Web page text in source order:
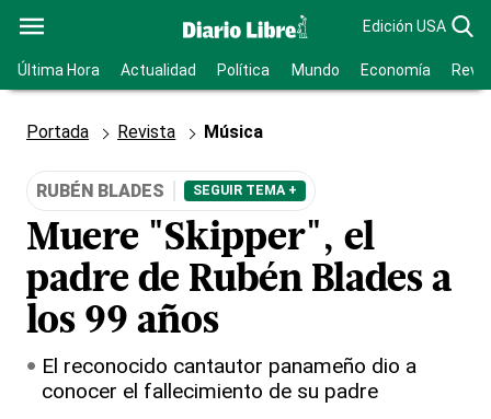
Edición USA
Última Hora Actualidad Política Mundo Economía
Portada Revista Música
RUBÉN BLADES SEGUIR TEMA +
Muere "Skipper", el
padre de Rubén Blades a
los 99 años
El reconocido cantautor panameño dio a
conocer el fallecimiento de su padre